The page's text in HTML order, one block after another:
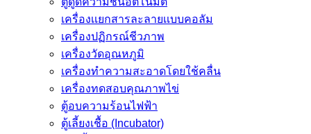
เครื่องเเยกสารละลายเเบบคอลัม
เครื่องปฏิกรณ์ชีวภาพ
เครื่องวัดอุณหภูมิ
เครื่องทำความสะอาดโดยใช้คลื่น
เครื่องทดสอบคุณภาพไข่
ตู้อบความร้อนไฟฟ้า
ตู้เลี้ยงเชื้อ (Incubator)